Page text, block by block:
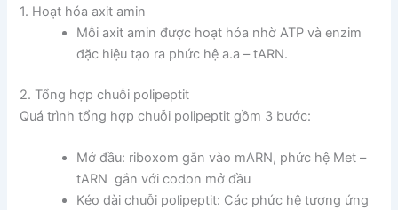
1. Hoạt hóa axit amin
Mỗi axit amin được hoạt hóa nhờ ATP và enzim
đặc hiệu tạo ra phức hệ a.a – tARN.
2. Tổng hợp chuỗi polipeptit
Quá trình tổng hợp chuỗi polipeptit gồm 3 bước:
Mở đầu: riboxom gắn vào mARN, phức hệ Met –
tARN gắn với codon mở đầu
Kéo dài chuỗi polipeptit: Các phức hệ tương ứng